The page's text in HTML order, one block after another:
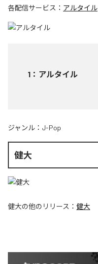
各配信サービス： アルタイル
1 ： アルタイル
ジャンル： J-Pop
健大
健大の他のリリース： 健大